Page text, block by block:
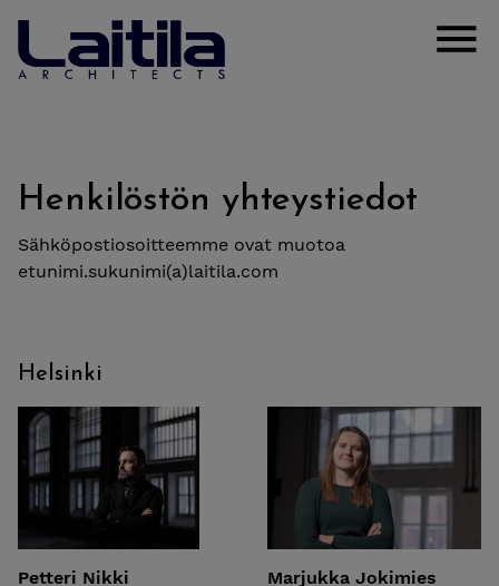
Henkilöstön yhteystiedot
Sähköpostiosoitteemme ovat muotoa
etunimi.sukunimi(a)laitila.com
Helsinki
Petteri Nikki
Marjukka Jokimies